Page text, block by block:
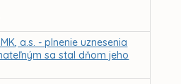
a.s. - plnenie uznesenia
sa stal dňom jeho